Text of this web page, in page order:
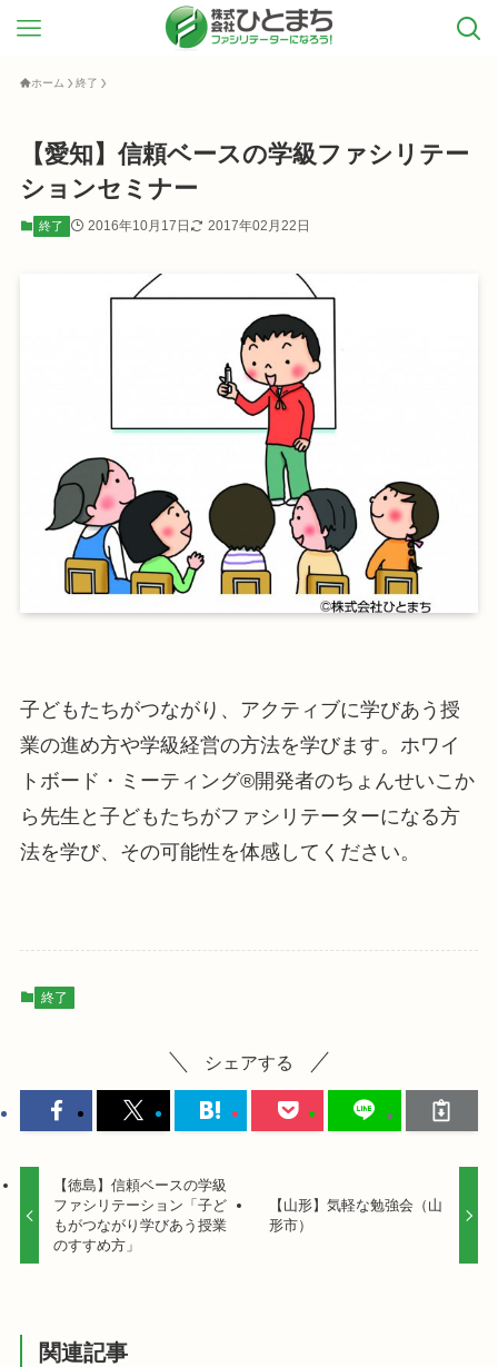
ホーム 終了
【愛知】信頼ベースの学級ファシリテー
ションセミナー
終了 2016年10月17日 2017年02月22日
子どもたちがつながり、アクティブに学びあう授
業の進め方や学級経営の方法を学びます。ホワイ
トボード・ミーティング®開発者のちょんせいこか
ら先生と子どもたちがファシリテーターになる方
法を学び、その可能性を体感してください。
終了
シェアする
【徳島】信頼ベースの学級
ファシリテーション「子ど
もがつながり学びあう授業
のすすめ方」
【山形】気軽な勉強会（山
形市）
関連記事